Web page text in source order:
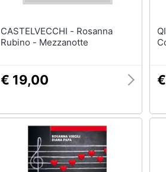
CASTELVECCHI - Rosanna
Rubino - Mezzanotte
€ 19,00